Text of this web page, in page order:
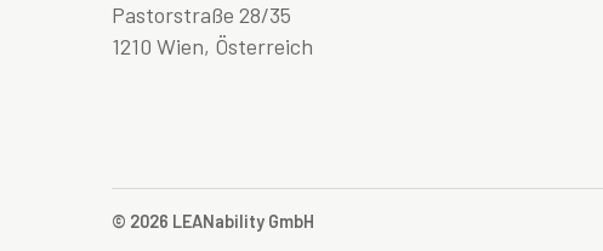
Pastorstraße 28/35
1210 Wien, Österreich
© 2026 LEANability GmbH